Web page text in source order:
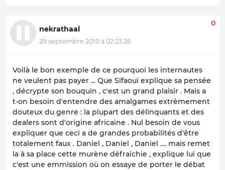
nekrathaal
29 septembre 2010 à 02:23:26
0
Voilà le bon exemple de ce pourquoi les internautes
ne veulent pas payer ... Que Sifaoui explique sa pensée
, décrypte son bouquin , c'est un grand plaisir . Mais a
t-on besoin d'entendre des amalgames extrèmement
douteux du genre : la plupart des délinquants et des
dealers sont d'origine africaine . Nul besoin de vous
expliquer que ceci a de grandes probabilités d'être
totalement faux . Daniel , Daniel , Daniel .... mais remet
la à sa place cette murène défraichie , explique lui que
c'est une emmission où on essaye de porter le débat